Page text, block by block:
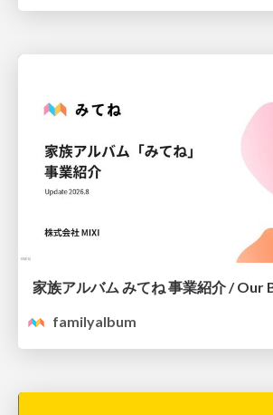
家族アルバム みてね 事業紹介 / Our
familyalbum